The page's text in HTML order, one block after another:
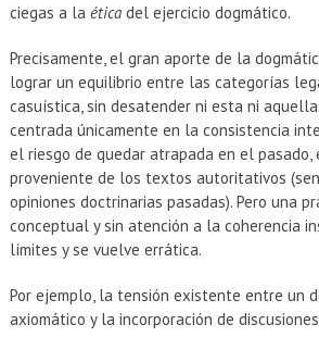
ciegas a la éticadel ejercicio dogmático.
Precisamente, el gran aporte de la
lograr un equilibrio entre las categorías
casuística, sin desatender ni esta ni
centrada únicamente en la consistencia
el riesgo de quedar atrapada en el
proveniente de los textos autoritativos
opiniones doctrinarias pasadas). Pero una
conceptual y sin atención a la coherencia
límites y se vuelve errática.
Por ejemplo, la tensión existente entre un
axiomático y la incorporación de